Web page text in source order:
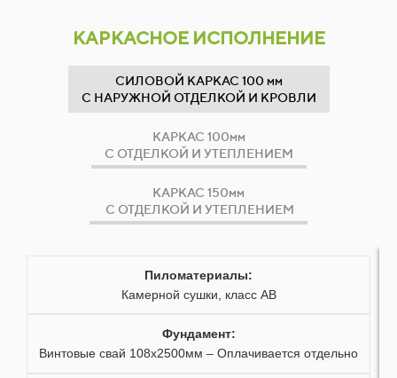
12
13
14
15
16
17
18
19
44
45
46
47
48
49
50
51
17
18
19
20
21
23
24
КАРКАСНОЕ ИСПОЛНЕНИЕ
СИЛОВОЙ КАРКАС 100 мм
С НАРУЖНОЙ ОТДЕЛКОЙ И КРОВЛИ
КАРКАС 100мм
С ОТДЕЛКОЙ И УТЕПЛЕНИЕМ
КАРКАС 150мм
С ОТДЕЛКОЙ И УТЕПЛЕНИЕМ
Пиломатериалы:
Камерной сушки, класс АВ
Фундамент:
Винтовые свай 108х2500мм – Оплачивается отдельно